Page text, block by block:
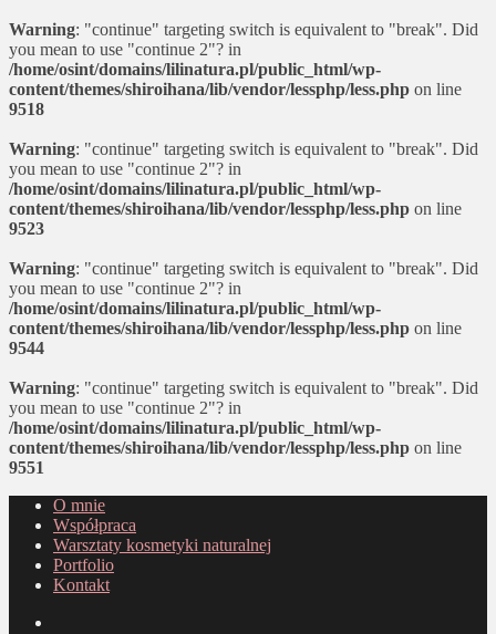
Warning: "continue" targeting switch is equivalent to "break". Did
you mean to use "continue 2"? in
/home/osint/domains/lilinatura.pl/public_html/wp-
content/themes/shiroihana/lib/vendor/lessphp/less.php on line
9518
Warning: "continue" targeting switch is equivalent to "break". Did
you mean to use "continue 2"? in
/home/osint/domains/lilinatura.pl/public_html/wp-
content/themes/shiroihana/lib/vendor/lessphp/less.php on line
9523
Warning: "continue" targeting switch is equivalent to "break". Did
you mean to use "continue 2"? in
/home/osint/domains/lilinatura.pl/public_html/wp-
content/themes/shiroihana/lib/vendor/lessphp/less.php on line
9544
Warning: "continue" targeting switch is equivalent to "break". Did
you mean to use "continue 2"? in
/home/osint/domains/lilinatura.pl/public_html/wp-
content/themes/shiroihana/lib/vendor/lessphp/less.php on line
9551
O mnie
Współpraca
Warsztaty kosmetyki naturalnej
Portfolio
Kontakt